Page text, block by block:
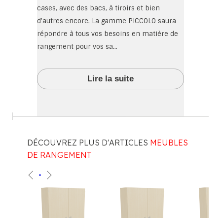
cases, avec des bacs, à tiroirs et bien
d'autres encore. La gamme PICCOLO saura
répondre à tous vos besoins en matière de
rangement pour vos sa...
Lire la suite
DÉCOUVREZ PLUS D'ARTICLES MEUBLES
DE RANGEMENT